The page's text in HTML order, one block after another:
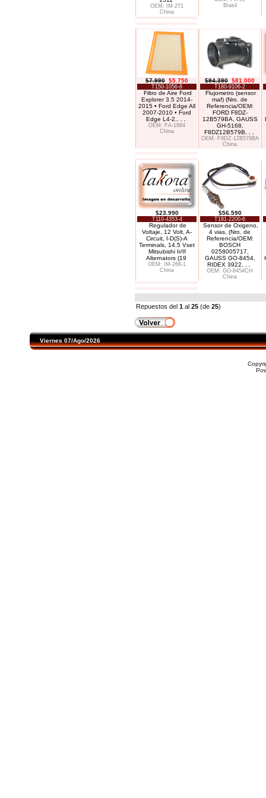
OEM: IM-271
China
Brasil
$7.990 $5.750
T150-1056-8
Filtro de Aire Ford
Explorer 3.5 2014-
2015 • Ford Edge All
2007-2010 • Ford
Edge L4-2.
OEM: FA-1884
China
$94.390 $81.000
T180-9106-2
Flujometro (sensor
maf) (Nro. de
Referencia/OEM:
FORD F8DZ-
12B579BA, GAUSS
GH-5168,
F8DZ12B579B
OEM: F8DZ-12B579BA
China
$23.990
T110-4353-4
Regulador de
Voltaje, 12 Volt, A-
Circuit, I-D(S)-A
Terminals, 14.5 Vset
Mitsubishi Ir/If
Alternators (19
OEM: IM-268-1
China
$56.590
T181-2200-6
Sensor de Oxigeno,
4 vias, (Nro. de
Referencia/OEM:
BOSCH
0258005717,
GAUSS GO-8454,
RIDEX 3922
OEM: GO-8454CH
China
Repuestos del 1 al 25 (de 25)
Viernes 07/Ago/2026